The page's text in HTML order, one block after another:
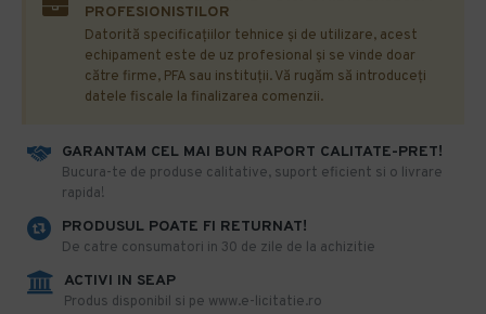
GARANTAM CEL MAI BUN RAPORT CALITATE-PRET!
​Bucura-te de produse calitative, suport eficient si o livrare
rapida!
PRODUSUL POATE FI RETURNAT!
De catre consumatori in 30 de zile de la achizitie
ACTIVI IN SEAP
Produs disponibil si pe www.e-licitatie.ro
PROFESIONISTILOR
Datorită specificațiilor tehnice și de utilizare, acest
echipament este de uz profesional și se vinde doar
către firme, PFA sau instituții. Vă rugăm să introduceți
datele fiscale la finalizarea comenzii.